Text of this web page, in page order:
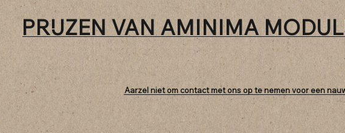
PRIJZEN VAN AMINIMA
Aarzel niet om contact met ons op te nemen voor een